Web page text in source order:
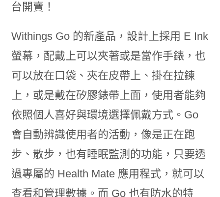
台開賣！
Withings Go 的新產品，設計上採用 E Ink
螢幕，配戴上可以夾著或是當作手錶，也
可以放在口袋、夾在皮帶上、掛在拉鍊
上，或是戴在矽膠錶帶上面，使用者能夠
依照個人喜好與環境選擇佩戴方式。Go
會自動辨識使用者的活動，像是正在跑
步、散步，也有睡眠監測的功能，只要透
過專屬的 Health Mate 應用程式，就可以
查看和管理數據。而 Go 也有防水的特